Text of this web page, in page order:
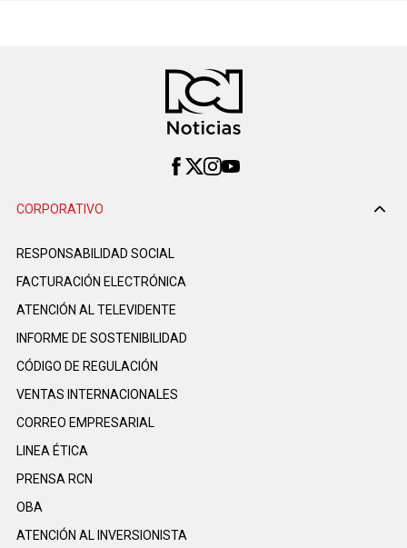
CORPORATIVO
RESPONSABILIDAD SOCIAL
FACTURACIÓN ELECTRÓNICA
ATENCIÓN AL TELEVIDENTE
INFORME DE SOSTENIBILIDAD
CÓDIGO DE REGULACIÓN
VENTAS INTERNACIONALES
CORREO EMPRESARIAL
LINEA ÉTICA
PRENSA RCN
OBA
ATENCIÓN AL INVERSIONISTA